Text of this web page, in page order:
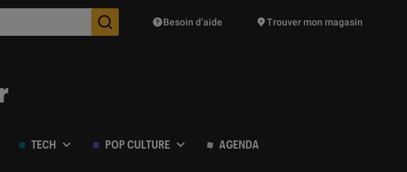
Des suggestions de produits vont vous être proposées
Besoin d’aide Trouver mon magasin
TECH POP CULTURE AGENDA